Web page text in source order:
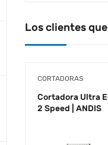
Los clientes
CORTADORAS
Cortadora Ultra
2 Speed | ANDIS